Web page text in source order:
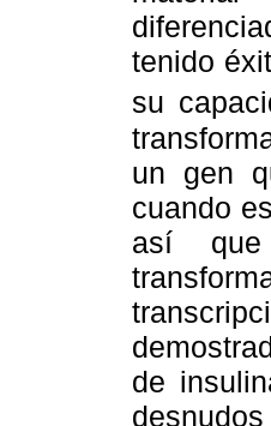
tenido
su
un gen
cuando
así que
de